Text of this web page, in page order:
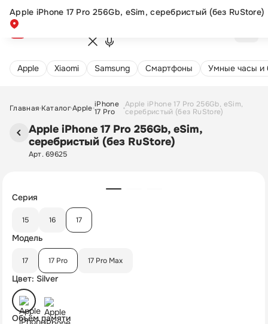
Apple Xiaomi Samsung Cмартфоны Умные часы и
Главная КаталогApple iPhone
17 Pro
Apple iPhone 17 Pro 256Gb, eSim,
серебристый (без RuStore)
Apple iPhone 17 Pro 256Gb, eSim,
серебристый (без RuStore)
Арт. 69625
Серия
15 16 17
Модель
17 17 Pro 17 Pro Max
Цвет: Silver
Объём памяти
Apple iPhone 17 Pro 256Gb, eSim, серебристый (без RuStore)